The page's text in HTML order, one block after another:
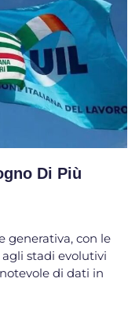
Di Più
generativa, con le
stadi evolutivi
di dati in